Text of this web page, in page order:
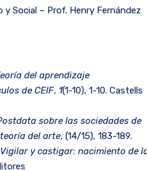
Social – Prof. Henry Fernández
del aprendizaje
de CEIF, 1(1-10), 1-10. Castells
sobre las sociedades de
del arte, (14/15), 183-189.
Vigilar y castigar: nacimiento de